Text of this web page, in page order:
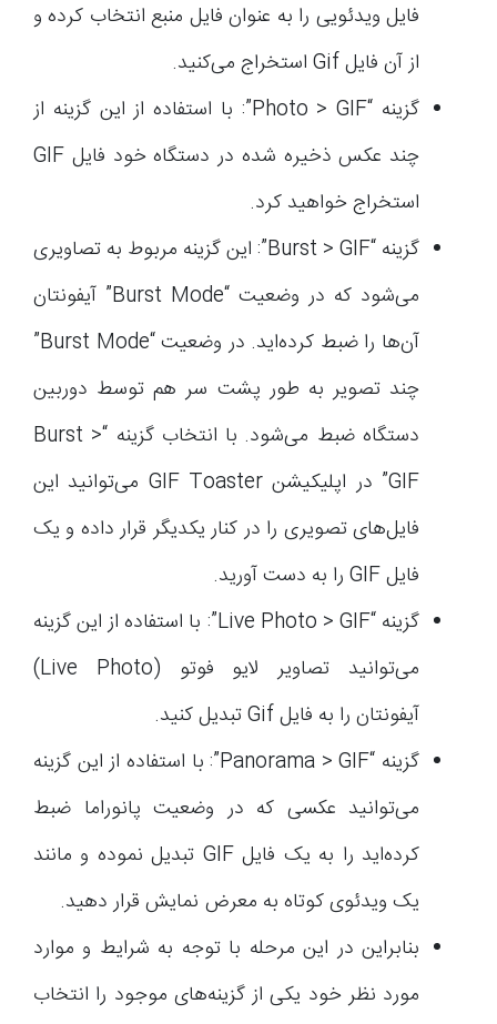
فایل ویدئویی را به عنوان فایل منبع انتخاب کرده و
از آن فایل Gif استخراج می‌کنید.
گزینه “Photo > GIF”: با استفاده از این گزینه از
چند عکس ذخیره شده در دستگاه خود فایل GIF
استخراج خواهید کرد.
گزینه “Burst > GIF”: این گزینه مربوط به تصاویری
می‌شود که در وضعیت “Burst Mode” آیفونتان
آن‌ها را ضبط کرده‌اید. در وضعیت “Burst Mode”
چند تصویر به طور پشت سر هم توسط دوربین
دستگاه ضبط می‌شود. با انتخاب گزینه “Burst >
GIF” در اپلیکیشن GIF Toaster می‌توانید این
فایل‌های تصویری را در کنار یکدیگر قرار داده و یک
فایل GIF را به دست آورید.
گزینه “Live Photo > GIF”: با استفاده از این گزینه
می‌توانید تصاویر لایو فوتو (Live Photo)
آیفونتان را به فایل Gif تبدیل کنید.
گزینه “Panorama > GIF”: با استفاده از این گزینه
می‌توانید عکسی که در وضعیت پانوراما ضبط
کرده‌اید را به یک فایل GIF تبدیل نموده و مانند
یک ویدئوی کوتاه به معرض نمایش قرار دهید.
بنابراین در این مرحله با توجه به شرایط و موارد
مورد نظر خود یکی از گزینه‌های موجود را انتخاب